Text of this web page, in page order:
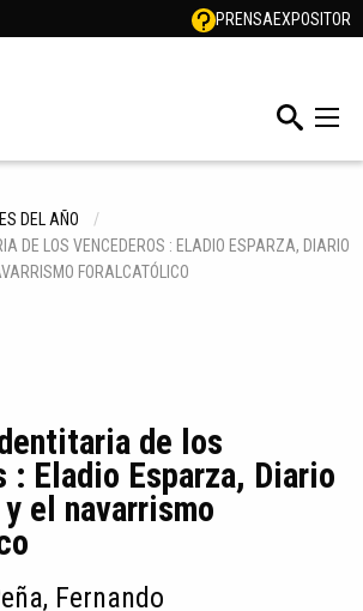
PRENSAEXPOSITOR
DEL AÑO
DE LOS VENCEDEROS : ELADIO ESPARZA, DIARIO
FORALCATÓLICO
de los
: Eladio Esparza, Diario
el navarrismo
Fernando